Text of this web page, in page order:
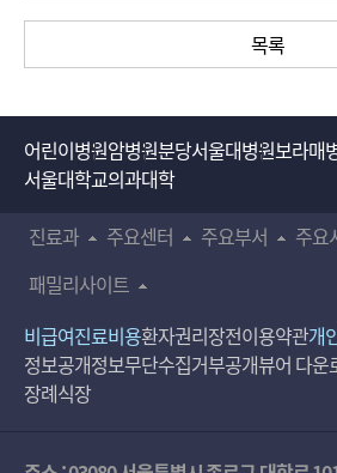
목록
어린이병원암병원분당서울대병원보라매
서울대학교의과대학
진료과
주요센터 주요부서
주요
패밀리사이트
비급여진료비용환자권리장전이용약관개
정보공개정보무단수집거부공개뷰어 다운
장례식장